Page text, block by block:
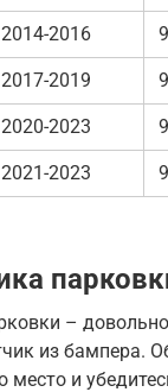
2014-2016
2017-2019
2020-2023
2021-2023
–
из бампера.
место и